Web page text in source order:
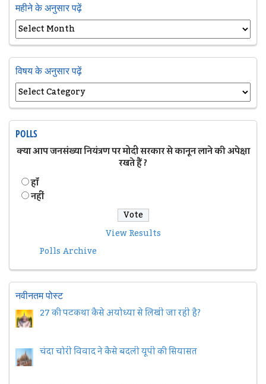
महीने के अनुसार पढ़ें
विषय के अनुसार पढ़ें
POLLS
क्या आप जनसंख्या नियंत्रण पर मोदी सरकार से कानून लाने की अपेक्षा
रखते हैं ?
हॉं
नहीं
View Results
Polls Archive
नवीनतम पोस्ट
27 की पटकथा कैसे अयोध्या से लिखी जा रही है?
चंदा चोरी विवाद ने कैसे बदली यूपी की सियासत